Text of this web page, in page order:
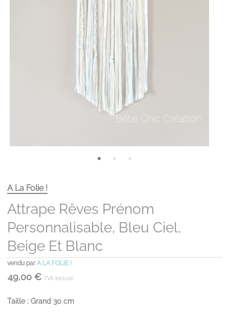
A La Folie !
Attrape Rêves Prénom
Personnalisable, Bleu Ciel,
Beige Et Blanc
vendu parA LA FOLIE !
49,00 € TVA incluse
Taille : Grand 30 cm